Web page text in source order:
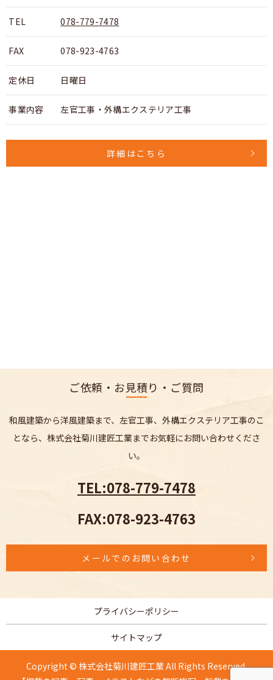
TEL 078-779-7478
FAX 078-923-4763
定休日 日曜日
事業内容 左官工事・外構エクステリア工事
詳細はこちら
ご依頼・お見積り・ご質問
和風建築から洋風建築まで、 左官工事、外構エクステリア工事のこ
となら、 株式会社菊川建匠工業までお気軽にお問い合わせくださ
い。
TEL:078-779-7478
FAX:078-923-4763
メールでのお問い合わせ
プライバシーポリシー
サイトマップ
Copyright © 株式会社菊川建匠工業 All Rights Reserved.